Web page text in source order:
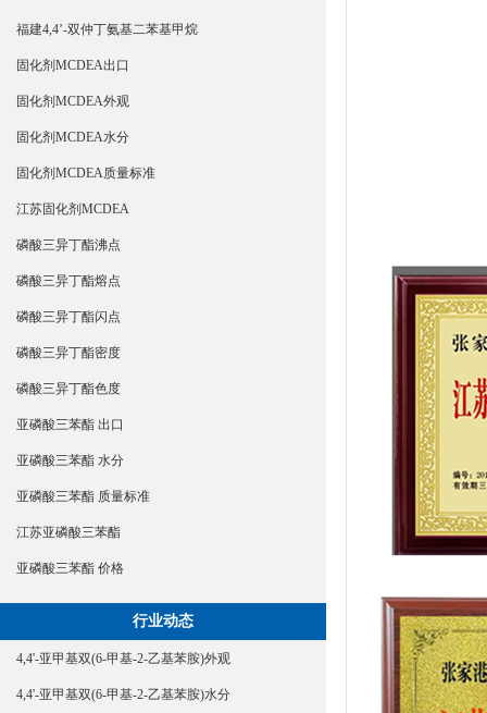
福建4,4’-双仲丁氨基二苯基甲烷
固化剂MCDEA出口
固化剂MCDEA外观
固化剂MCDEA水分
固化剂MCDEA质量标准
江苏固化剂MCDEA
磷酸三异丁酯沸点
磷酸三异丁酯熔点
磷酸三异丁酯闪点
磷酸三异丁酯密度
磷酸三异丁酯色度
亚磷酸三苯酯 出口
亚磷酸三苯酯 水分
亚磷酸三苯酯 质量标准
江苏亚磷酸三苯酯
亚磷酸三苯酯 价格
行业动态
4,4'-亚甲基双(6-甲基-2-乙基苯胺)外观
4,4'-亚甲基双(6-甲基-2-乙基苯胺)水分